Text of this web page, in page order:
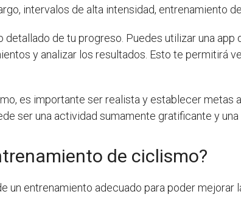
intervalos de alta intensidad, entrenamiento
detallado de tu progreso. Puedes utilizar una
y analizar los resultados. Esto te permitirá
es importante ser realista y establecer metas
ser una actividad sumamente gratificante y
de ciclismo?
un entrenamiento adecuado para poder mejorar